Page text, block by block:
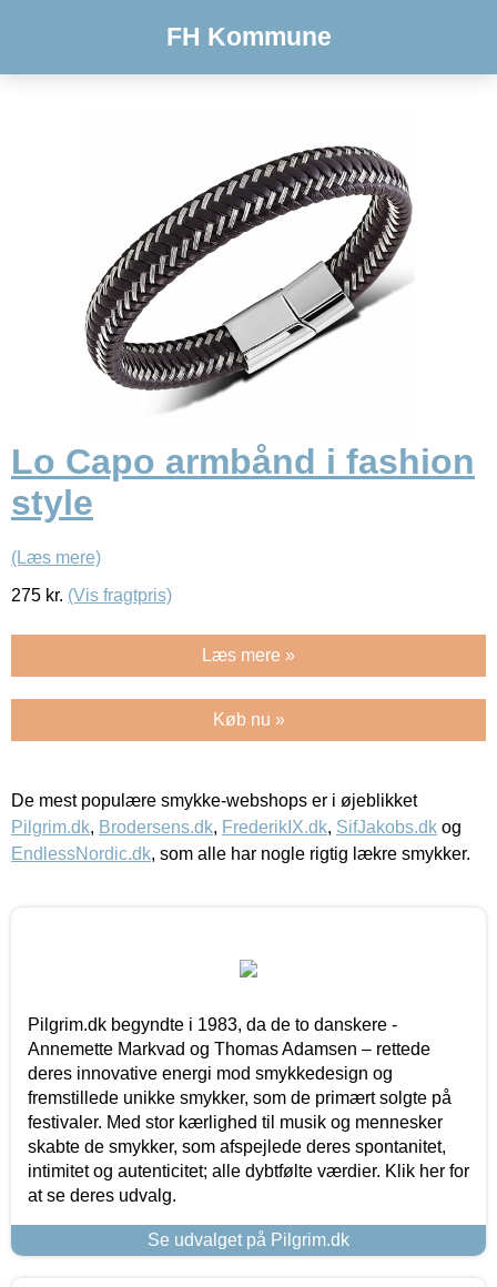
FH Kommune
Lo Capo armbånd i fashion
style
(Læs mere)
275 kr. (Vis fragtpris)
Læs mere »
Køb nu »
De mest populære smykke-webshops er i øjeblikket
Pilgrim.dk, Brodersens.dk, FrederikIX.dk, SifJakobs.dk og
EndlessNordic.dk, som alle har nogle rigtig lækre smykker.
Pilgrim.dk begyndte i 1983, da de to danskere -
Annemette Markvad og Thomas Adamsen – rettede
deres innovative energi mod smykkedesign og
fremstillede unikke smykker, som de primært solgte på
festivaler. Med stor kærlighed til musik og mennesker
skabte de smykker, som afspejlede deres spontanitet,
intimitet og autenticitet; alle dybtfølte værdier. Klik her for
at se deres udvalg.
Se udvalget på Pilgrim.dk